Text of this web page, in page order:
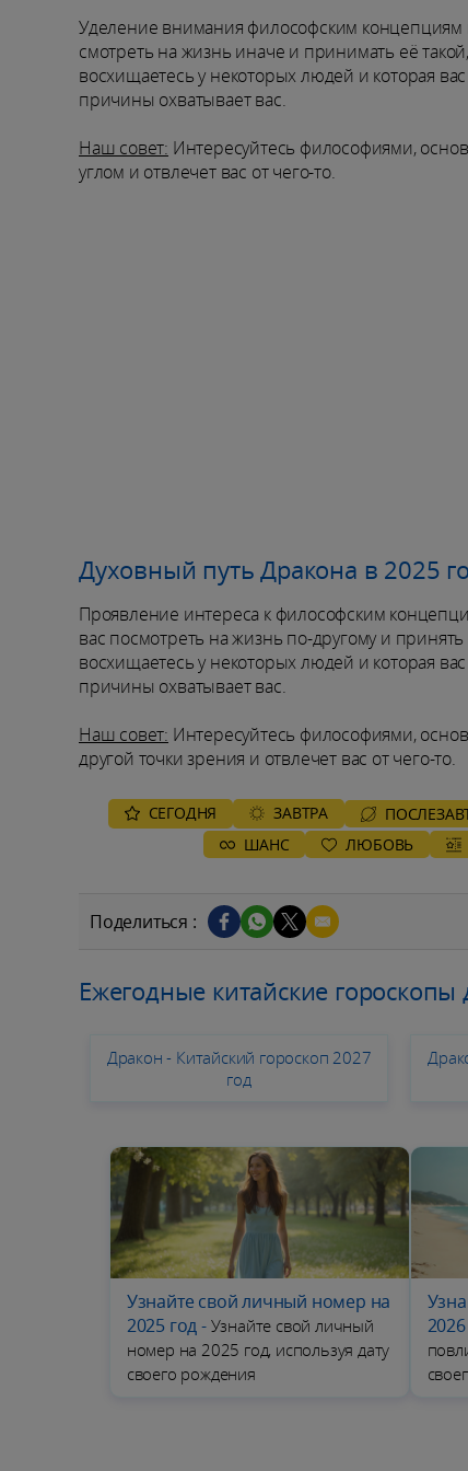
Уделение внимания философским
смотреть на жизнь иначе и принимать её
восхищаетесь у некоторых людей и которая
причины охватывает вас.
Наш совет: Интересуйтесь философиями,
углом и отвлечет вас от чего-то.
Духовный путь Дракона в 2025
Проявление интереса к философским
вас посмотреть на жизнь по-другому и принять
восхищаетесь у некоторых людей и которая вас
причины охватывает вас.
Наш совет: Интересуйтесь философиями,
другой точки зрения и отвлечет вас от чего-то.
СЕГОДНЯ ЗАВТРА
ШАНС
ЛЮБОВЬ
Поделиться :
Ежегодные китайские
Дракон - Китайский гороскоп 2027
год
Узнайте свой личный номер на
2025 год- Узнайте свой личный
номер на 2025 год, используя дату
своего рождения